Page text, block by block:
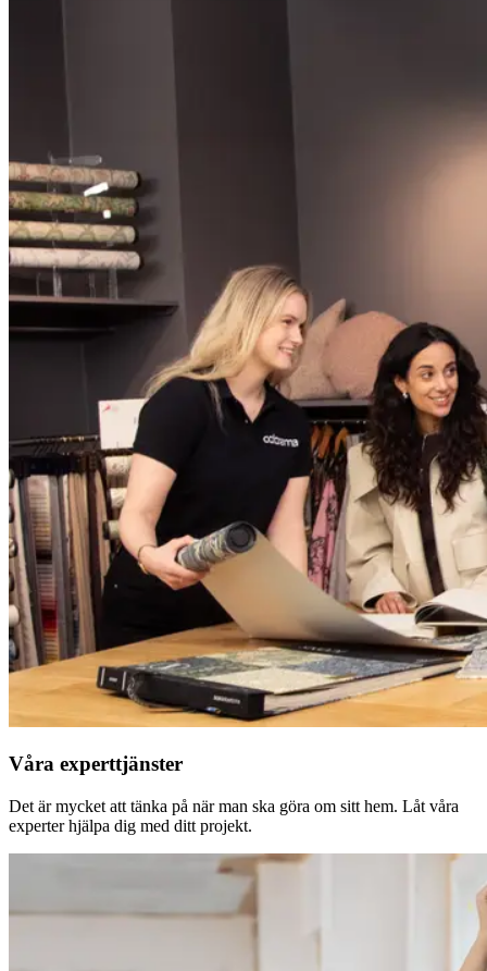
Våra experttjänster
Det är mycket att tänka på när man ska göra om sitt hem. Låt våra
experter hjälpa dig med ditt projekt.